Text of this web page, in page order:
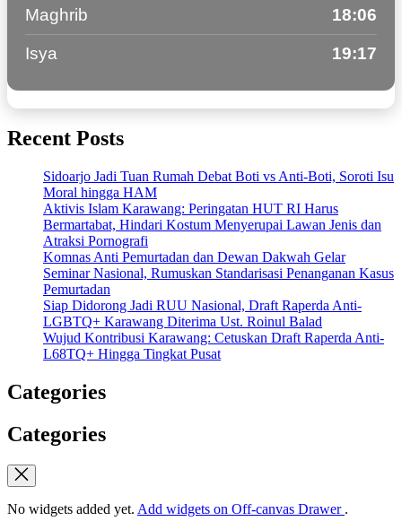
Maghrib 18:06
Isya 19:17
Recent Posts
Sidoarjo Jadi Tuan Rumah Debat Boti vs Anti-Boti, Soroti Isu
Moral hingga HAM
Aktivis Islam Karawang: Peringatan HUT RI Harus
Bermartabat, Hindari Kostum Menyerupai Lawan Jenis dan
Atraksi Pornografi
Komnas Anti Pemurtadan dan Dewan Dakwah Gelar
Seminar Nasional, Rumuskan Standarisasi Penanganan Kasus
Pemurtadan
Siap Didorong Jadi RUU Nasional, Draft Raperda Anti-
LGBTQ+ Karawang Diterima Ust. Roinul Balad
Wujud Kontribusi Karawang: Cetuskan Draft Raperda Anti-
L68TQ+ Hingga Tingkat Pusat
Categories
Categories
No widgets added yet. Add widgets on Off-canvas Drawer .